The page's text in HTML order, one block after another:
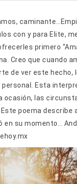
con y para Elite,
primero
Creo que cuando
de ver este hecho,
Esta
ocasión, las
poema describe
en su momento…